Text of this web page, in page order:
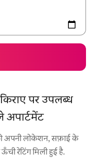
पर उपलब्ध
अपार्टमेंट
अपनी लोकेशन, सफ़ाई के
रेटिंग मिली हुई है.